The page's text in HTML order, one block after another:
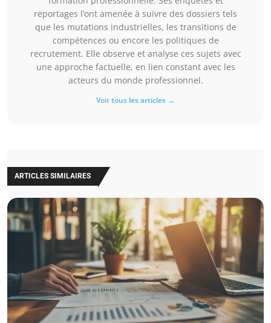
reportages l’ont amenée à suivre des dossiers tels
que les mutations industrielles, les transitions de
compétences ou encore les politiques de
recrutement. Elle observe et analyse ces sujets avec
une approche factuelle, en lien constant avec les
acteurs du monde professionnel.
Voir tous les articles →
ARTICLES SIMILAIRES